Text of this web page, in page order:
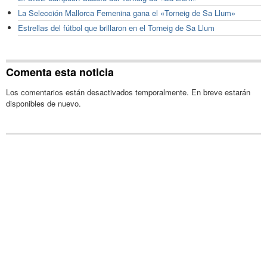
La Selección Mallorca Femenina gana el «Torneig de Sa Llum»
Estrellas del fútbol que brillaron en el Torneig de Sa Llum
Comenta esta noticia
Los comentarios están desactivados temporalmente. En breve estarán
disponibles de nuevo.